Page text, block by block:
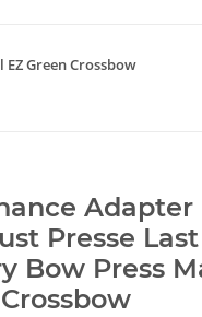
Green Crossbow
Presse
Bow Press